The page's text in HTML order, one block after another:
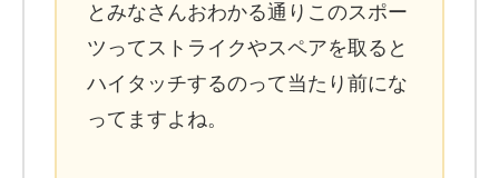
とみなさんおわかる通りこのスポー
ツってストライクやスペアを取ると
ハイタッチするのって当たり前にな
ってますよね。